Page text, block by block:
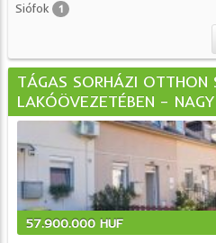
Siófok 1
TÁGAS SORHÁZI OTTHON
LAKÓÖVEZETÉBEN –
57.900.000 HUF